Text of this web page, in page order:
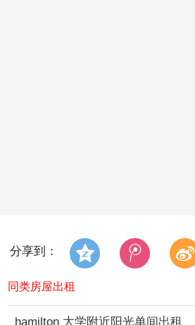
分享到：
同类房屋出租
hamilton 大学附近阳光单间出租